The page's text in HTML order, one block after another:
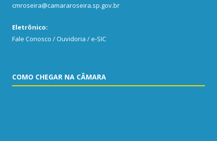
cmroseira@camararoseira.sp.gov.br
Eletrônico:
Fale Conosco / Ouvidoria / e-SIC
COMO CHEGAR NA CÂMARA